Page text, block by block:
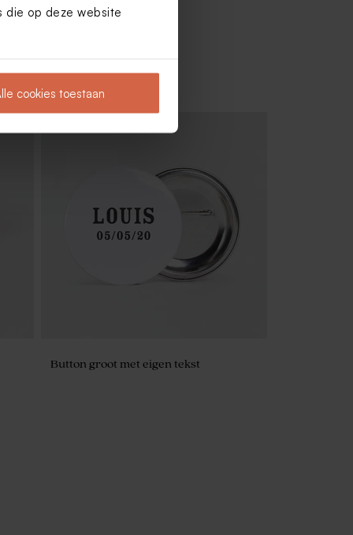
die op deze website
cookies toestaan
Menukaart met goudkleurige confetti
Button groot met eigen tekst